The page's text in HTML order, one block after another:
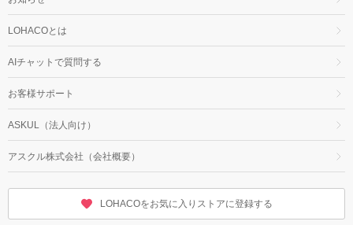
LOHACOとは
AIチャットで質問する
お客様サポート
ASKUL（法人向け）
アスクル株式会社（会社概要）
LOHACOをお気に入りストアに登録する